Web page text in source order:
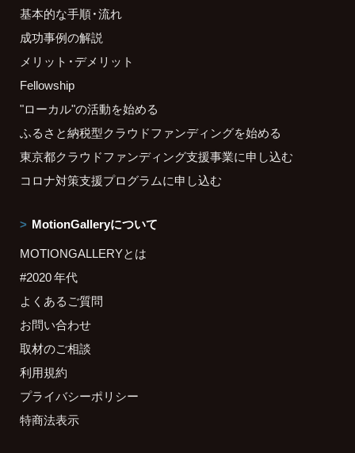
基本的な手順・流れ
成功事例の解説
メリット・デメリット
Fellowship
"ローカル"の活動を始める
ふるさと納税型クラウドファンディングを始める
東京都クラウドファンディング支援事業に申し込む
コロナ対策支援プログラムに申し込む
MotionGalleryについて
MOTIONGALLERYとは
#2020 年代
よくあるご質問
お問い合わせ
取材のご相談
利用規約
プライバシーポリシー
特商法表示